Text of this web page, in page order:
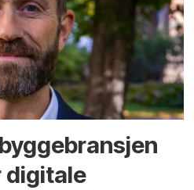
digitale